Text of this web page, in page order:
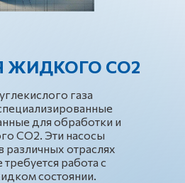
ЖИДКОГО СО2
газа
для обработки и
СО2. Эти насосы
отраслях
работа с
состоянии.